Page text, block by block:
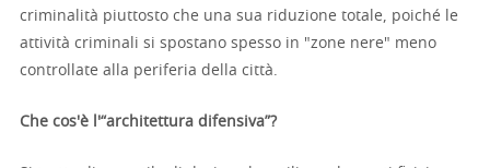
criminalità piuttosto che una sua riduzione totale, poiché le
attività criminali si spostano spesso in "zone nere" meno
controllate alla periferia della città.
Che cos'è l'“architettura difensiva”?